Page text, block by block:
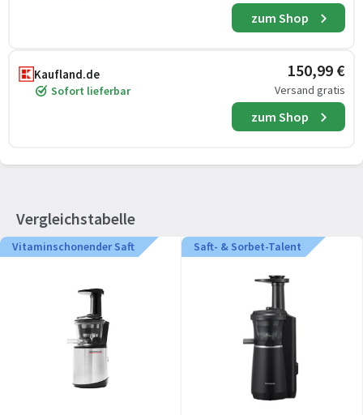
zum Shop
Kaufland.de
Sofort lieferbar
150,99 €
Versand gratis
zum Shop
Vergleichstabelle
Vitaminschonender Saft Saft- & Sorbet-Talent